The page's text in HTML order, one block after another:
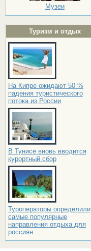
Музеи
Туризм и отдых
На Кипре ожидают 50 %
падения туристического
потока из России
В Тунисе вновь вводится
курортный сбор
Туроператоры определили
самые популярные
направления отдыха для
россиян